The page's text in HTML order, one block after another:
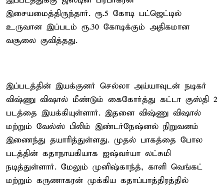
இசையமைத்திருந்தார். ரூ.5 கோடி பட்ஜெட்டில்
உருவான இப்படம் ரூ.30 கோடிக்கும் அதிகமான
வசூலை குவித்தது.
இப்படத்தின் இயக்குனர் செல்லா அய்யாவுடன் நடிகர்
விஷ்ணு விஷால் மீண்டும் கைகோர்த்து கட்டா குஸ்தி 2
படத்தை இயக்கியுள்ளார். இதனை விஷ்ணு விஷால்
மற்றும் வேல்ஸ் பிலிம் இண்டர்நேஷ்னல் நிறுவனம்
இணைந்து தயாரித்துள்ளது. முதல் பாகத்தை போல
படத்தின் கதாநாயகியாக ஐஷ்வர்யா லட்சுமி
நடித்துள்ளார். மேலும் முனிஷ்காந்த், காளி வெங்கட்
மற்றும் கருணாகரன் முக்கிய கதாப்பாத்திரத்தில்